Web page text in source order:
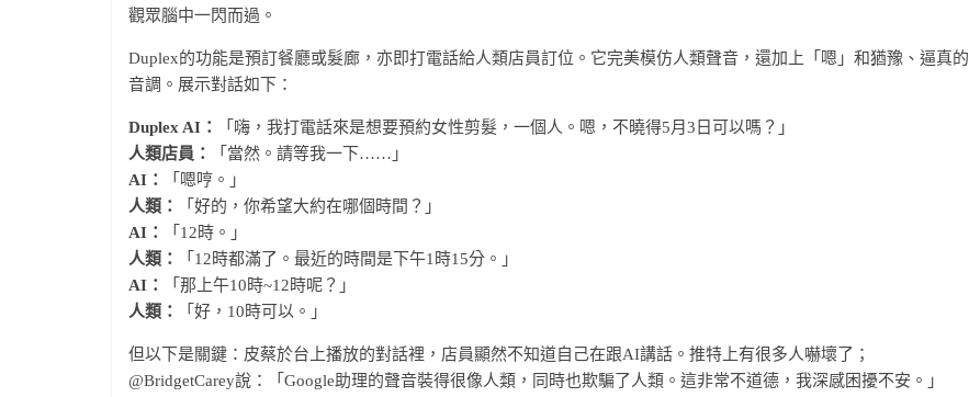
觀眾腦中一閃而過。
Duplex的功能是預訂餐廳或髮廊，亦即打電話給人類店員訂位。它完美模仿人類聲音，還加上「嗯」和猶豫、逼真的
音調。展示對話如下：
Duplex AI：
「嗨，我打電話來是想要預約女性剪髮，一個人。嗯，不曉得5月3日可以嗎？」
人類店員：
「當然。請等我一下……」
AI：
「嗯哼。」
人類：
「好的，你希望大約在哪個時間？」
AI：
「12時。」
人類：
「12時都滿了。最近的時間是下午1時15分。」
AI：
「那上午10時~12時呢？」
人類：
「好，10時可以。」
但以下是關鍵：皮蔡於台上播放的對話裡，店員顯然不知道自己在跟AI講話。推特上有很多人嚇壞了；
@BridgetCarey說：「Google助理的聲音裝得很像人類，同時也欺騙了人類。這非常不道德，我深感困擾不安。」